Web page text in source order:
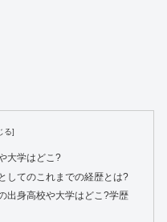
大学はどこ?
してのこれまでの経歴とは?
出身高校や大学はどこ?学歴